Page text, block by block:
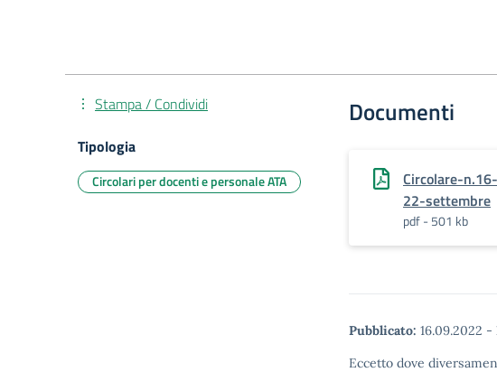
Documenti
Circolare-
22-settembre
pdf - 501 kb
Pubblicato: 16.09.2022 -
Eccetto dove
Stampa / Condividi
Tipologia
Circolari per docenti e personale ATA